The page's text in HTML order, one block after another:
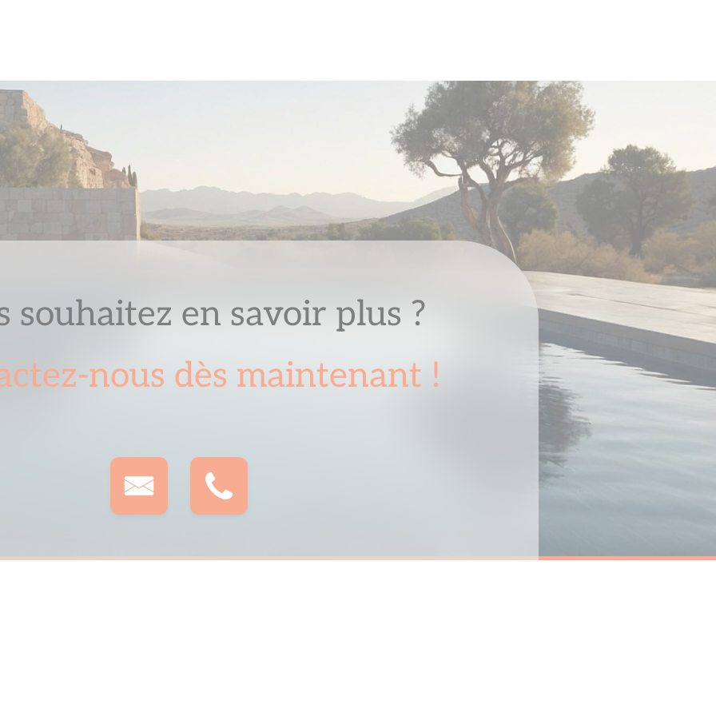
souhaitez en savoir plus ?
nous dès maintenant !